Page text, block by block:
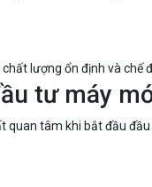
lượng ổn định và chế
tư máy
quan tâm khi bắt đầu